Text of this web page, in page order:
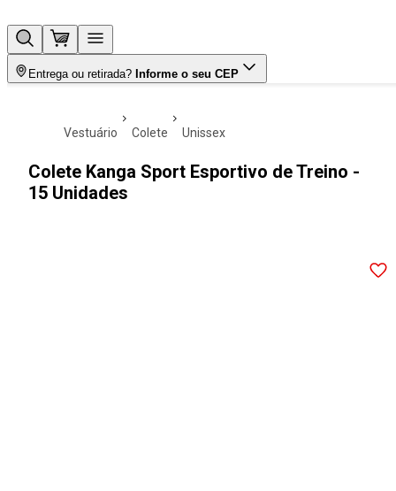
Entrega ou retirada? Informe o seu CEP
vestuário colete unissex
Colete Kanga Sport Esportivo de Treino -
15 Unidades